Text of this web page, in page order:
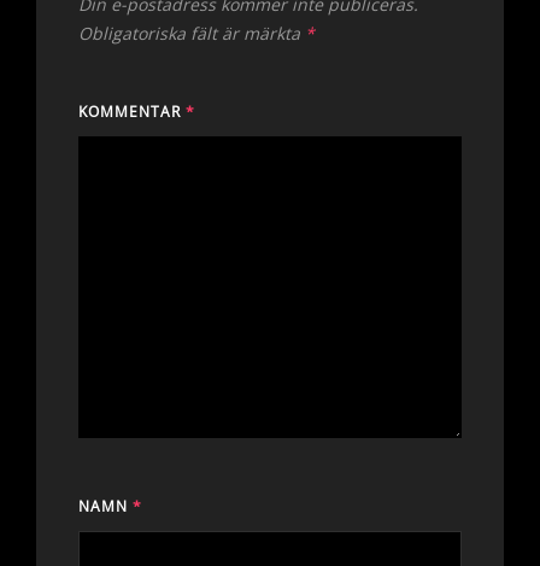
Din e-postadress kommer inte publiceras.
Obligatoriska fält är märkta *
KOMMENTAR *
NAMN *